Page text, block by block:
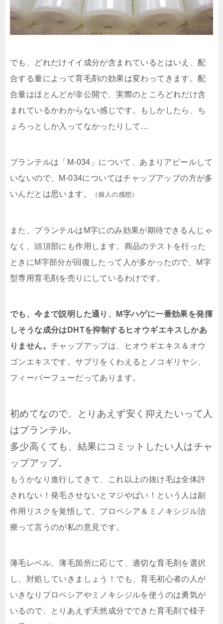
でも、どれだけイイ成分が含まれているとはいえ、配
合する量によって育毛剤の効果は変わってきます。配
合量はほとんどが非公開で、実際のところどれだけ含
まれているかわからない感じです。もしかしたら、ち
ょろっとしか入ってなかったりして…
プランテルは「M-034」について、あまりアピールして
いないので、M-034についてはチャップアップの方が多
いんだとは思います。
（個人の感想）
また、プランテルはM字にのみ効果が期待できるんじゃ
なく、頭頂部にも作用します。商品のテストを行った
ときにM字部分が回復したって人が多かったので、M字
型専用育毛剤を売りにしているわけです。
でも、今まで説明した通り、M字ハゲに一番効果を発揮
しそうな成分はDHTを抑制するヒオウギエキスしかあ
りません。 チャップアップは、ヒオウギエキス＆オウ
ゴンエキスです。サプリをくわえるとノコギリヤシ、
フィーバーフューだってあります。
初めてなので、とりあえず安く抑えたいって人
はプランテル。
多少高くても、結果にコミットしたい人はチャ
ップアップ。
もうかなり進行してきて、これ以上の抜け毛は全体許
されない！発毛させないとマジやばい！という人は副
作用リスクを覚悟して、プロペシア＆ミノキシジル治
療って言うのが私の意見です。
薄毛レベル、薄毛箇所に応じて、適切な育毛剤を選択
し、対処していきましょう！でも、育毛初心者の人が
いきなりプロペシアやミノキシジルを使うのは勇気が
いるので、とりあえず天然成分でできた育毛剤で様子